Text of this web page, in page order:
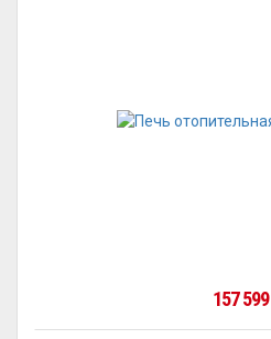
157 599